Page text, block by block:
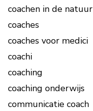
coachen in de natuur
coaches
coaches voor medici
coachi
coaching
coaching onderwijs
communicatie coach